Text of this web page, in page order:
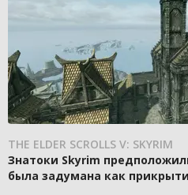
THE ELDER SCROLLS V: SKYRIM
Знатоки Skyrim
была задумана как